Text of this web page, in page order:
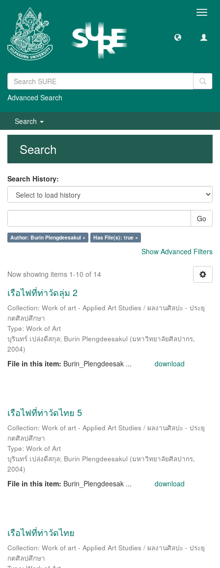
Advanced Search
Search
Search
Search History:
Go
Author: Burin Plengdeesakul × Has File(s): true ×
Show Advanced Filters
Now showing items 1-10 of 14
เรือไฟที่ท่าวัดลุ่ม 2
Collection: Work of art - Applied Art Studies / ผลงานศิลปะ - ประยุ
กตศิลปศึกษา
Type: Work of Art
บุรินทร์ เปล่งดีสกุล; Burin Plengdeesakul (มหาวิทยาลัยศิลปากร,
2004)
File in this item: Burin_Plengdeesak ... download
เรือไฟที่ท่าวัดไทย 5
Collection: Work of art - Applied Art Studies / ผลงานศิลปะ - ประยุ
กตศิลปศึกษา
Type: Work of Art
บุรินทร์ เปล่งดีสกุล; Burin Plengdeesakul (มหาวิทยาลัยศิลปากร,
2004)
File in this item: Burin_Plengdeesak ... download
เรือไฟที่ท่าวัดไทย
Collection: Work of art - Applied Art Studies / ผลงานศิลปะ - ประยุ
กตศิลปศึกษา